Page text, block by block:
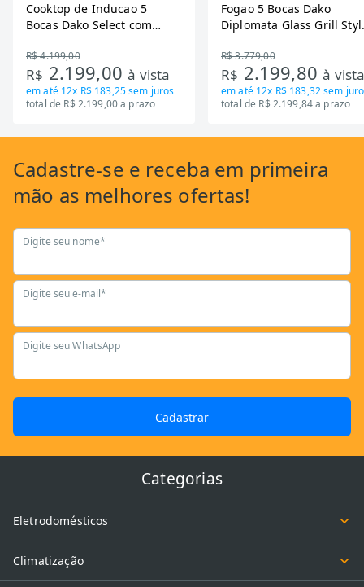
Cooktop de Inducao 5
Bocas Dako Select com
R$ 4.199,00
R$ 2.199,00à vista
em até 12x R$ 183,25sem juros
total de R$ 2.199,00 a prazo
Fogao 5 Bocas Dako
Diplomata Glass Grill
R$ 3.779,00
R$ 2.199,80à
em até 12x R$ 183,32sem
total de R$ 2.199,84 a prazo
Cadastre-se e receba em primeira
mão as melhores ofertas!
Digite seu nome*
Digite seu e-mail*
Digite seu WhatsApp
Cadastrar
Categorias
Eletrodomésticos
Climatização